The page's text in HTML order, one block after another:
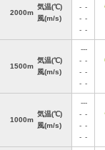
2000m
気温(℃)
風(m/s)
-
-
-
-
-
-
1500m
気温(℃)
風(m/s)
---
-
-
-
-
-
-
1000m
気温(℃)
風(m/s)
---
-
-
-
-
-
-